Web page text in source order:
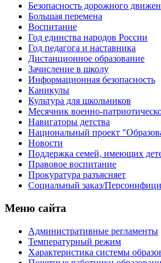
Безопасность дорожного
Большая перемена
Воспитание
Год единства народов России
Год педагога и наставника
Дистанционное образование
Зачисление в школу
Информационная безопасность
Каникулы
Культура для школьников
Месячник военно-
Навигаторы детства
Национальный проект
Новости
Поддержка семей, имеющих
Правовое воспитание
Прокуратура разъясняет
Социальный заказ/
Меню сайта
Административные регламенты
Температурный режим
Характеристика системы